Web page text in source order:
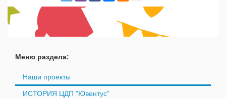
Меню раздела:
Наши проекты
ИСТОРИЯ ЦДП "Ювентус"